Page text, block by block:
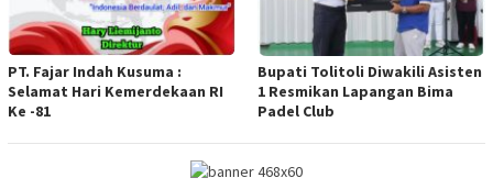
PT. Fajar Indah Kusuma :
Selamat Hari Kemerdekaan RI
Ke -81
Bupati Tolitoli Diwakili Asisten
1 Resmikan Lapangan Bima
Padel Club